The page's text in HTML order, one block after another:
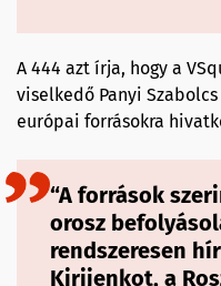
A 444 azt írja, hogy a
viselkedő Panyi
európai forrásokra
“A források
orosz
rendszeresen
Kirijenkot, a